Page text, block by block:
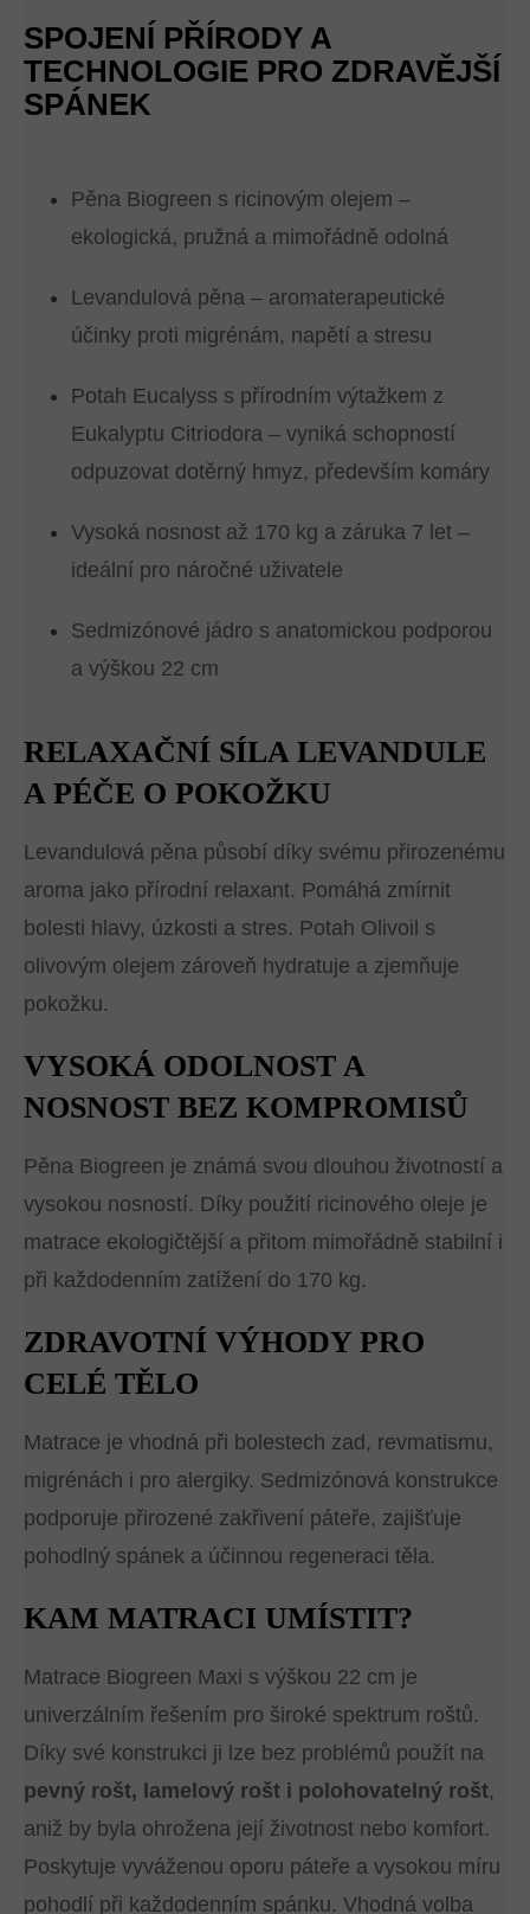
SPOJENÍ PŘÍRODY A
TECHNOLOGIE PRO ZDRAVĚJŠÍ
SPÁNEK
Pěna Biogreen s ricinovým olejem –
ekologická, pružná a mimořádně odolná
Levandulová pěna – aromaterapeutické
účinky proti migrénám, napětí a stresu
Potah Eucalyss s přírodním výtažkem z
Eukalyptu Citriodora – vyniká schopností
odpuzovat dotěrný hmyz, především komáry
Vysoká nosnost až 170 kg a záruka 7 let –
ideální pro náročné uživatele
Sedmizónové jádro s anatomickou podporou
a výškou 22 cm
RELAXAČNÍ SÍLA LEVANDULE
A PÉČE O POKOŽKU
Levandulová pěna působí díky svému přirozenému
aroma jako přírodní relaxant. Pomáhá zmírnit
bolesti hlavy, úzkosti a stres. Potah Olivoil s
olivovým olejem zároveň hydratuje a zjemňuje
pokožku.
VYSOKÁ ODOLNOST A
NOSNOST BEZ KOMPROMISŮ
Pěna Biogreen je známá svou dlouhou životností a
vysokou nosností. Díky použití ricinového oleje je
matrace ekologičtější a přitom mimořádně stabilní i
při každodenním zatížení do 170 kg.
ZDRAVOTNÍ VÝHODY PRO
CELÉ TĚLO
Matrace je vhodná při bolestech zad, revmatismu,
migrénách i pro alergiky. Sedmizónová konstrukce
podporuje přirozené zakřivení páteře, zajišťuje
pohodlný spánek a účinnou regeneraci těla.
KAM MATRACI UMÍSTIT?
Matrace Biogreen Maxi s výškou 22 cm je
univerzálním řešením pro široké spektrum roštů.
Díky své konstrukci ji lze bez problémů použít na
pevný rošt, lamelový rošt i polohovatelný rošt,
aniž by byla ohrožena její životnost nebo komfort.
Poskytuje vyváženou oporu páteře a vysokou míru
pohodlí při každodenním spánku. Vhodná volba